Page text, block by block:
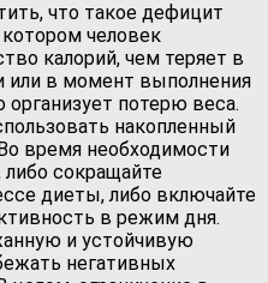
что такое дефицит
человек
калорий, чем теряет в
или в момент выполнения
потерю веса.
накопленный
время необходимости
сокращайте
диеты, либо включайте
в режим дня.
и устойчивую
негативных